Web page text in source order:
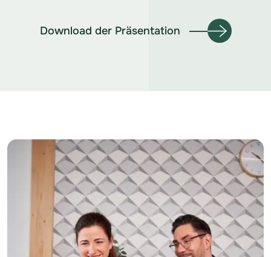
Download der Präsentation